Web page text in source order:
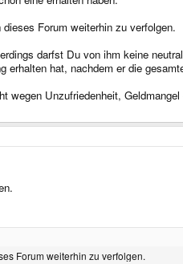
Forum weiterhin zu verfolgen.
darfst Du von ihm keine
erhalten hat, nachdem er die
Unzufriedenheit,
Forum weiterhin zu verfolgen.